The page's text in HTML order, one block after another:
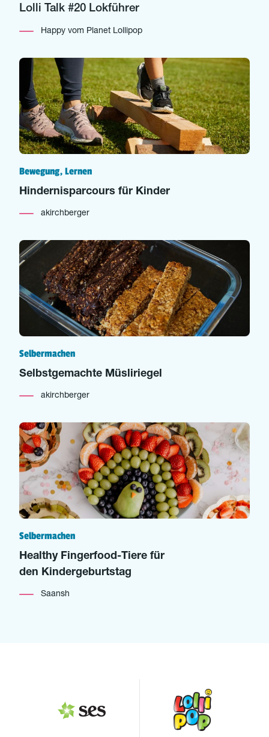
Lolli Talk #20 Lokführer
Happy vom Planet Lollipop
Bewegung, Lernen
Hindernisparcours für Kinder
akirchberger
Selbermachen
Selbstgemachte Müsliriegel
akirchberger
Selbermachen
Healthy Fingerfood-Tiere für
den Kindergeburtstag
Saansh